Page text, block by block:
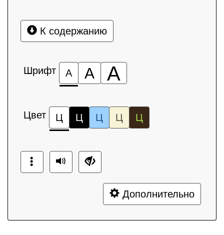
К содержанию
Шрифт А А А
Цвет Ц Ц Ц Ц Ц
Дополнительно